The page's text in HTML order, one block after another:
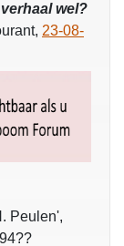
wel?
23-08-
Peulen',